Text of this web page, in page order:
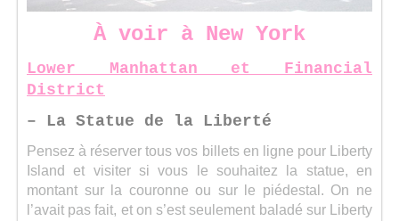
À voir à New York
Lower Manhattan et Financial
District
– La Statue de la Liberté
Pensez à réserver tous vos billets en ligne pour Liberty
Island et visiter si vous le souhaitez la statue, en
montant sur la couronne ou sur le piédestal. On ne
l’avait pas fait, et on s’est seulement baladé sur Liberty